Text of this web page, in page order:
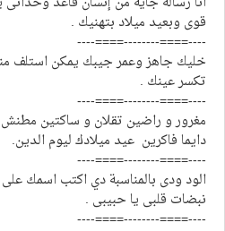
قوى وبعيد ميلاد بتهنيك .
----====--------====----
خليك جاهز وعمر جيبك يمكن استلف
تكسر عينك .
----====--------====----
مغرور و راضين تقلان و ساكتين
دايما فاكرين عيد ميلادك ليوم الدين.
----====--------====----
الود ودى بالمناسبة دي اكتب اسمك
نبضات قلبى يا حبيبى .
----====--------====----